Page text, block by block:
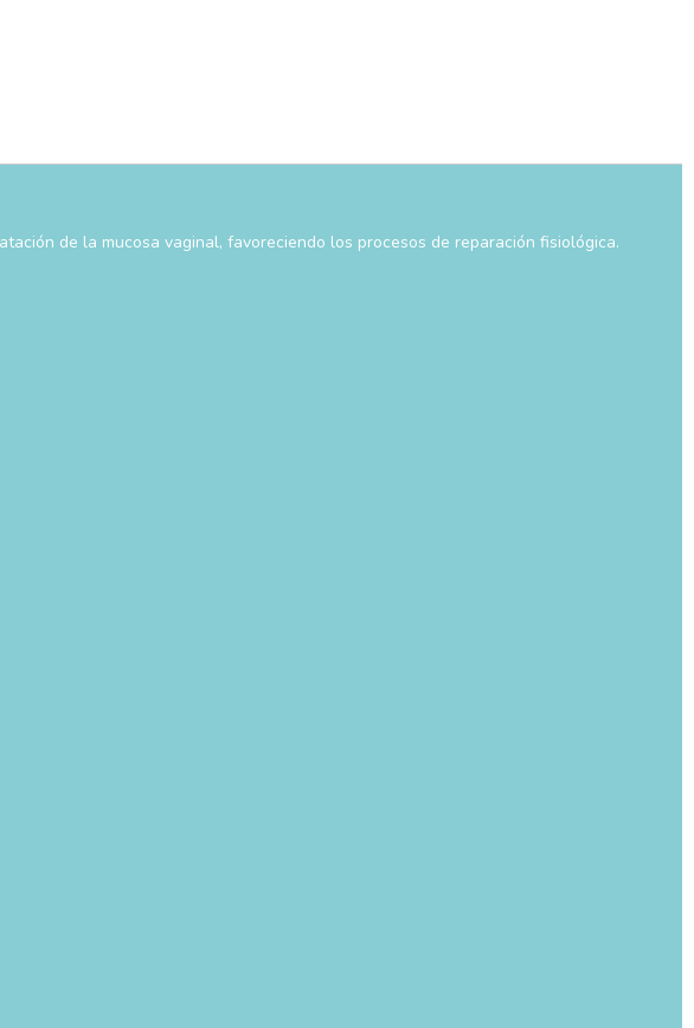
de la mucosa vaginal, favoreciendo los procesos de reparación fisiológica.